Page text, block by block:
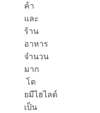
ค้า
และ
ร้าน
อาหาร
จำนวน
มาก
โด
ยมีไฮไลต์
เป็น